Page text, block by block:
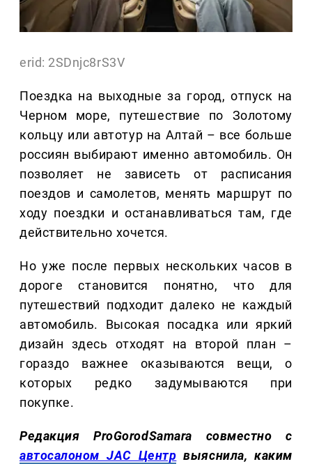
erid: 2SDnjc8rS3V
Поездка на выходные за город, отпуск на
Черном море, путешествие по Золотому
кольцу или автотур на Алтай – все больше
россиян выбирают именно автомобиль. Он
позволяет не зависеть от расписания
поездов и самолетов, менять маршрут по
ходу поездки и останавливаться там, где
действительно хочется.
Но уже после первых нескольких часов в
дороге становится понятно, что для
путешествий подходит далеко не каждый
автомобиль. Высокая посадка или яркий
дизайн здесь отходят на второй план –
гораздо важнее оказываются вещи, о
которых редко задумываются при
покупке.
Редакция ProGorodSamara совместно с
автосалоном JAC Центр выяснила, каким